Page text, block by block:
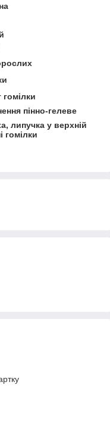
гомілки
пінно-гелеве
липучка у верхній
гомілки